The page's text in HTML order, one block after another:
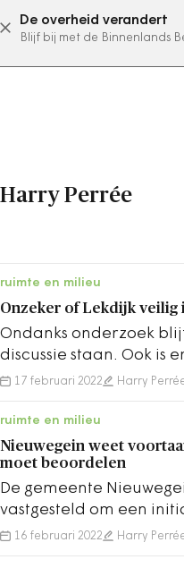
De overheid verandert
Blijf bij met de Binnenlands
Harry Perrée
ruimte en milieu
Onzeker of Lekdijk veilig
Ondanks onderzoek
discussie staan. Ook is
afstandelijke
17 februari 2022 Harry
ruimte en milieu
Nieuwegein weet
moet beoordelen
De gemeente
vastgesteld om een
aardwarmte te
16 februari 2022 Harry